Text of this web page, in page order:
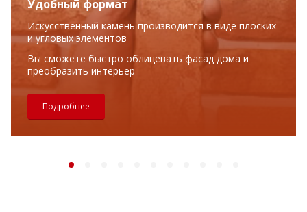
Удобный формат
Искусственный камень производится в виде плоских
и угловых элементов
Вы сможете быстро облицевать фасад дома и
преобразить интерьер
Подробнее